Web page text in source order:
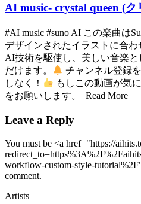
AI music- crystal queen (
#AI music #suno AI この楽曲は
デザインされたイラストに合
AI技術を駆使し、美しい音楽
だけます。
チャンネル登録
しなく！
もしこの動画が気
をお願いします。 Read More
Leave a Reply
You must be <a href="https://
workflow-custom-style-
comment.
Artists